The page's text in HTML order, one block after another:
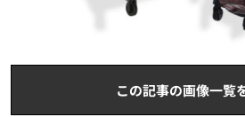
この記事の画像一覧